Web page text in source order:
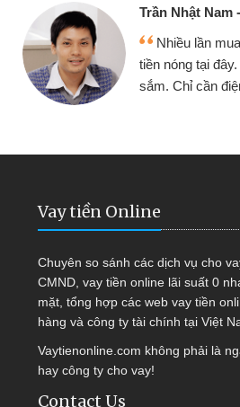
tiền mặt mình đều vay
ngay là mình lại tiếp tục mua
là dùng được
Vay tiền Online
Chuyên so sánh các dịch vụ cho
CMND, vay tiền online lãi suất 0
mặt, tổng hợp các web vay tiền
hàng và công ty tài chính tại Việt
Vaytienonline.com không phải là
hay công ty cho vay!
Contact Us